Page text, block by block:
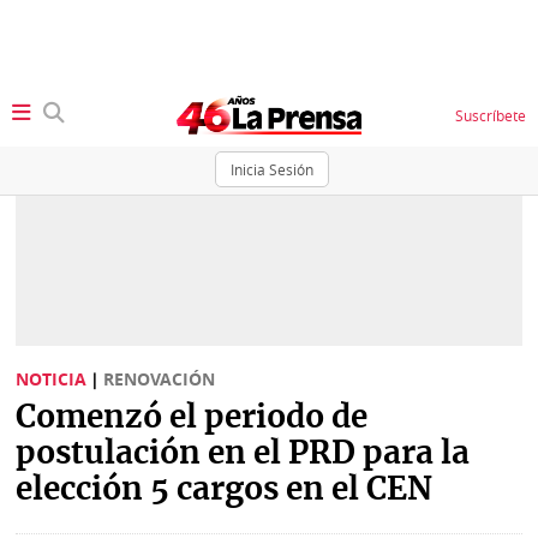
Inicia Sesión
Suscríbete
Sociedad
Judiciales
Política
Economía
Status
K
Vivir+
NOTICIA | RENOVACIÓN
Comenzó el periodo de
postulación en el PRD para la
elección 5 cargos en el CEN